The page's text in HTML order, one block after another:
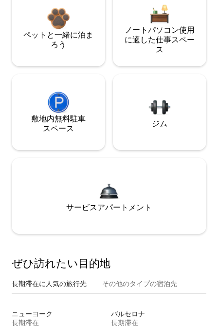
ペットと一緒に泊ま
ろう
ノートパソコン使用
に適した仕事スペー
ス
敷地内無料駐⁠車
ス⁠ペ⁠ー⁠ス
ジム
サービスアパートメント
ぜひ訪⁠れ⁠た⁠い目⁠的⁠地
長期滞在に人気の旅行先 その他のタ⁠イ⁠プ⁠の宿⁠泊⁠先
ニューヨーク
長期滞在
バルセロナ
長期滞在